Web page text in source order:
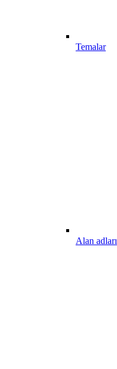
Temalar
Alan adları